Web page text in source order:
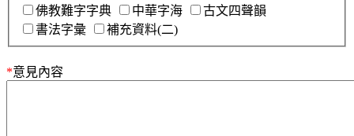
佛教難字字典
中華字海
古文四聲韻
書法字彙
補充資料(二)
*意見內容